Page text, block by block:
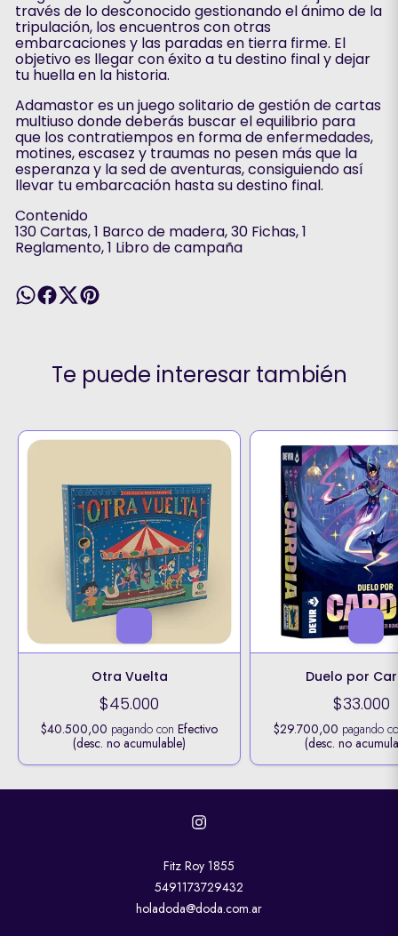
través de lo desconocido gestionando el ánimo de la
tripulación, los encuentros con otras
embarcaciones y las paradas en tierra firme. El
objetivo es llegar con éxito a tu destino final y dejar
tu huella en la historia.
Adamastor es un juego solitario de gestión de cartas
multiuso donde deberás buscar el equilibrio para
que los contratiempos en forma de enfermedades,
motines, escasez y traumas no pesen más que la
esperanza y la sed de aventuras, consiguiendo así
llevar tu embarcación hasta su destino final.
Contenido
130 Cartas, 1 Barco de madera, 30 Fichas, 1
Reglamento, 1 Libro de campaña
Te puede interesar también
Otra Vuelta
$45.000
$40.500,00 pagando conEfectivo
(desc. no acumulable)
Duelo por
$33.000
$29.700,00 pagando
(desc. no
Fitz Roy 1855
5491173729432
holadoda@doda.com.ar